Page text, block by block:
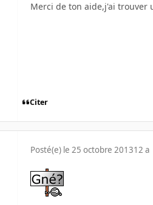
Merci de ton aide,j'ai trouver
Citer
Posté(e) le 25 octobre 201312 a